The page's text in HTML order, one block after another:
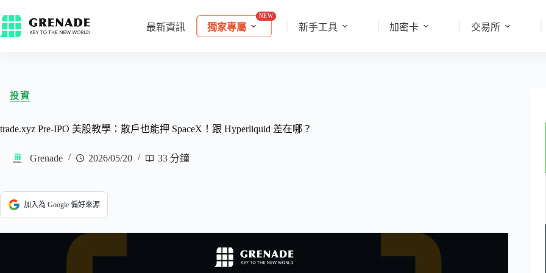
最新資訊 獨家專屬 新手工具 加密卡 交易所
投資
trade.xyz Pre-IPO 美股教學：散戶也能押 SpaceX！跟 Hyperliquid 差在哪？
Grenade 2026/05/20 33 分鐘
加入為 Google 偏好來源